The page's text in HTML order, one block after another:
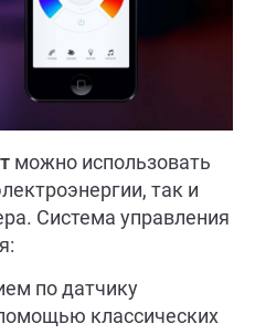
можно использовать
так и
Система управления
по датчику
классических